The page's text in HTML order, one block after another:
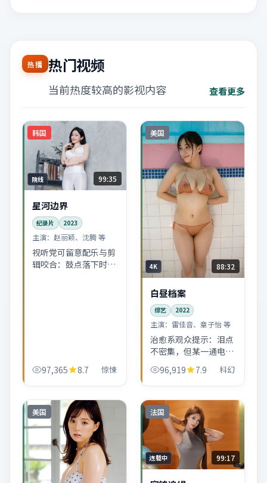
热播 热门视频
当前热度较高的影视内容 查看更多
韩国
院线 99:35
星河边界
纪录片 2023
主演： 赵丽颖、沈腾 等
视听党可留意配乐与剪
辑咬合：鼓点落下时，
97,365 8.7 惊悚
美国
4K 88:32
白昼档案
综艺 2022
主演： 雷佳音、章子怡 等
治愈系观众提示：泪点
不密集，但某一通电话
戏可能会破防。白昼档
案整体气质偏轻盈，适
太狗血的人。
96,919 7.9 科幻
美国 法国
连载中 99:17